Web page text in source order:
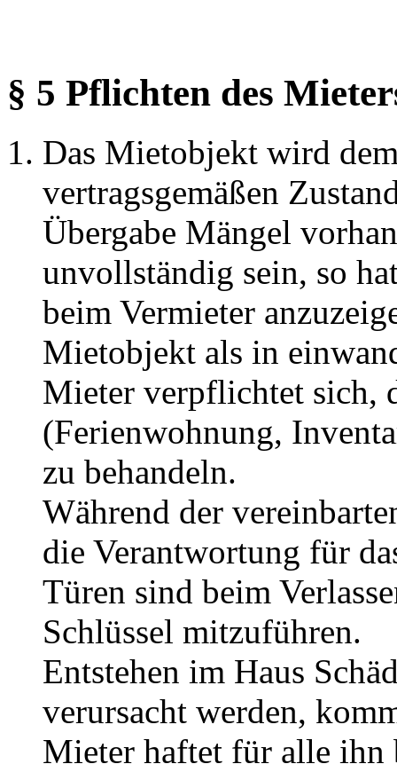
§ 5 Pflichten des
Das Mietobjekt wird
vertragsgemäßen
Übergabe Mängel
unvollständig sein, so
beim Vermieter
Mietobjekt als in
Mieter verpflichtet sich,
(Ferienwohnung,
zu behandeln.
Während der
die Verantwortung für
Türen sind beim
Schlüssel mitzuführen.
Entstehen im Haus
verursacht werden,
Mieter haftet für alle ihn